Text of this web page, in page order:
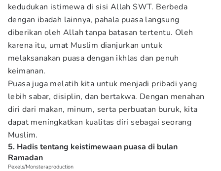
kedudukan istimewa di sisi Allah SWT. Berbeda
dengan ibadah lainnya, pahala puasa langsung
diberikan oleh Allah tanpa batasan tertentu. Oleh
karena itu, umat Muslim dianjurkan untuk
melaksanakan puasa dengan ikhlas dan penuh
keimanan.
Puasa juga melatih kita untuk menjadi pribadi yang
lebih sabar, disiplin, dan bertakwa. Dengan menahan
diri dari makan, minum, serta perbuatan buruk, kita
dapat meningkatkan kualitas diri sebagai seorang
Muslim.
5. Hadis tentang keistimewaan puasa di bulan
Ramadan
Pexels/Monsteraproduction